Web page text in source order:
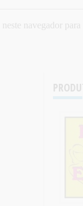
navegador para